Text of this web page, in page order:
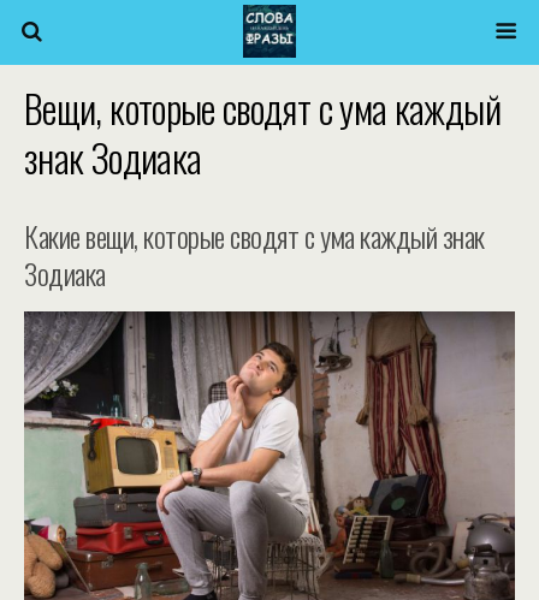
Вещи, которые сводят с ума каждый
знак Зодиака
Какие вещи, которые сводят с ума каждый знак
Зодиака